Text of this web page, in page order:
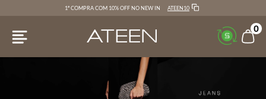
1ª COMPRA COM 10% OFF NO NEW IN ATEEN10
0